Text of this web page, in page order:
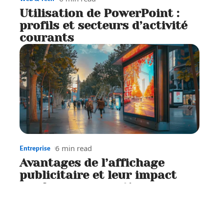
Utilisation de PowerPoint :
profils et secteurs d’activité
courants
Entreprise 6 min read
Avantages de l’affichage
publicitaire et leur impact
sur la consommation